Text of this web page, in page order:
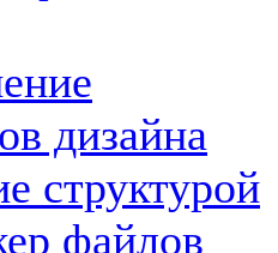
дизайна
структурой
файлов